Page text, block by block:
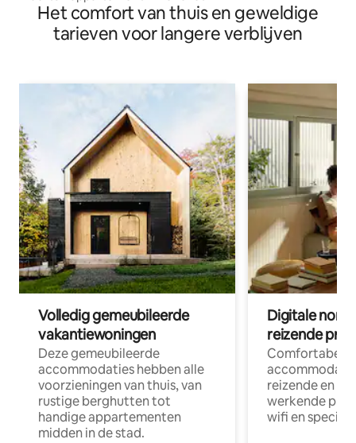
Het comfort van thuis en geweldige
tarieven voor langere verblijven
Volledig gemeubileerde
vakantiewoningen
Deze gemeubileerde
accommodaties hebben alle
voorzieningen van thuis, van
rustige berghutten tot
handige appartementen
midden in de stad.
Digitale
reizende
Comfortabele
reizende en
werkende
wifi en